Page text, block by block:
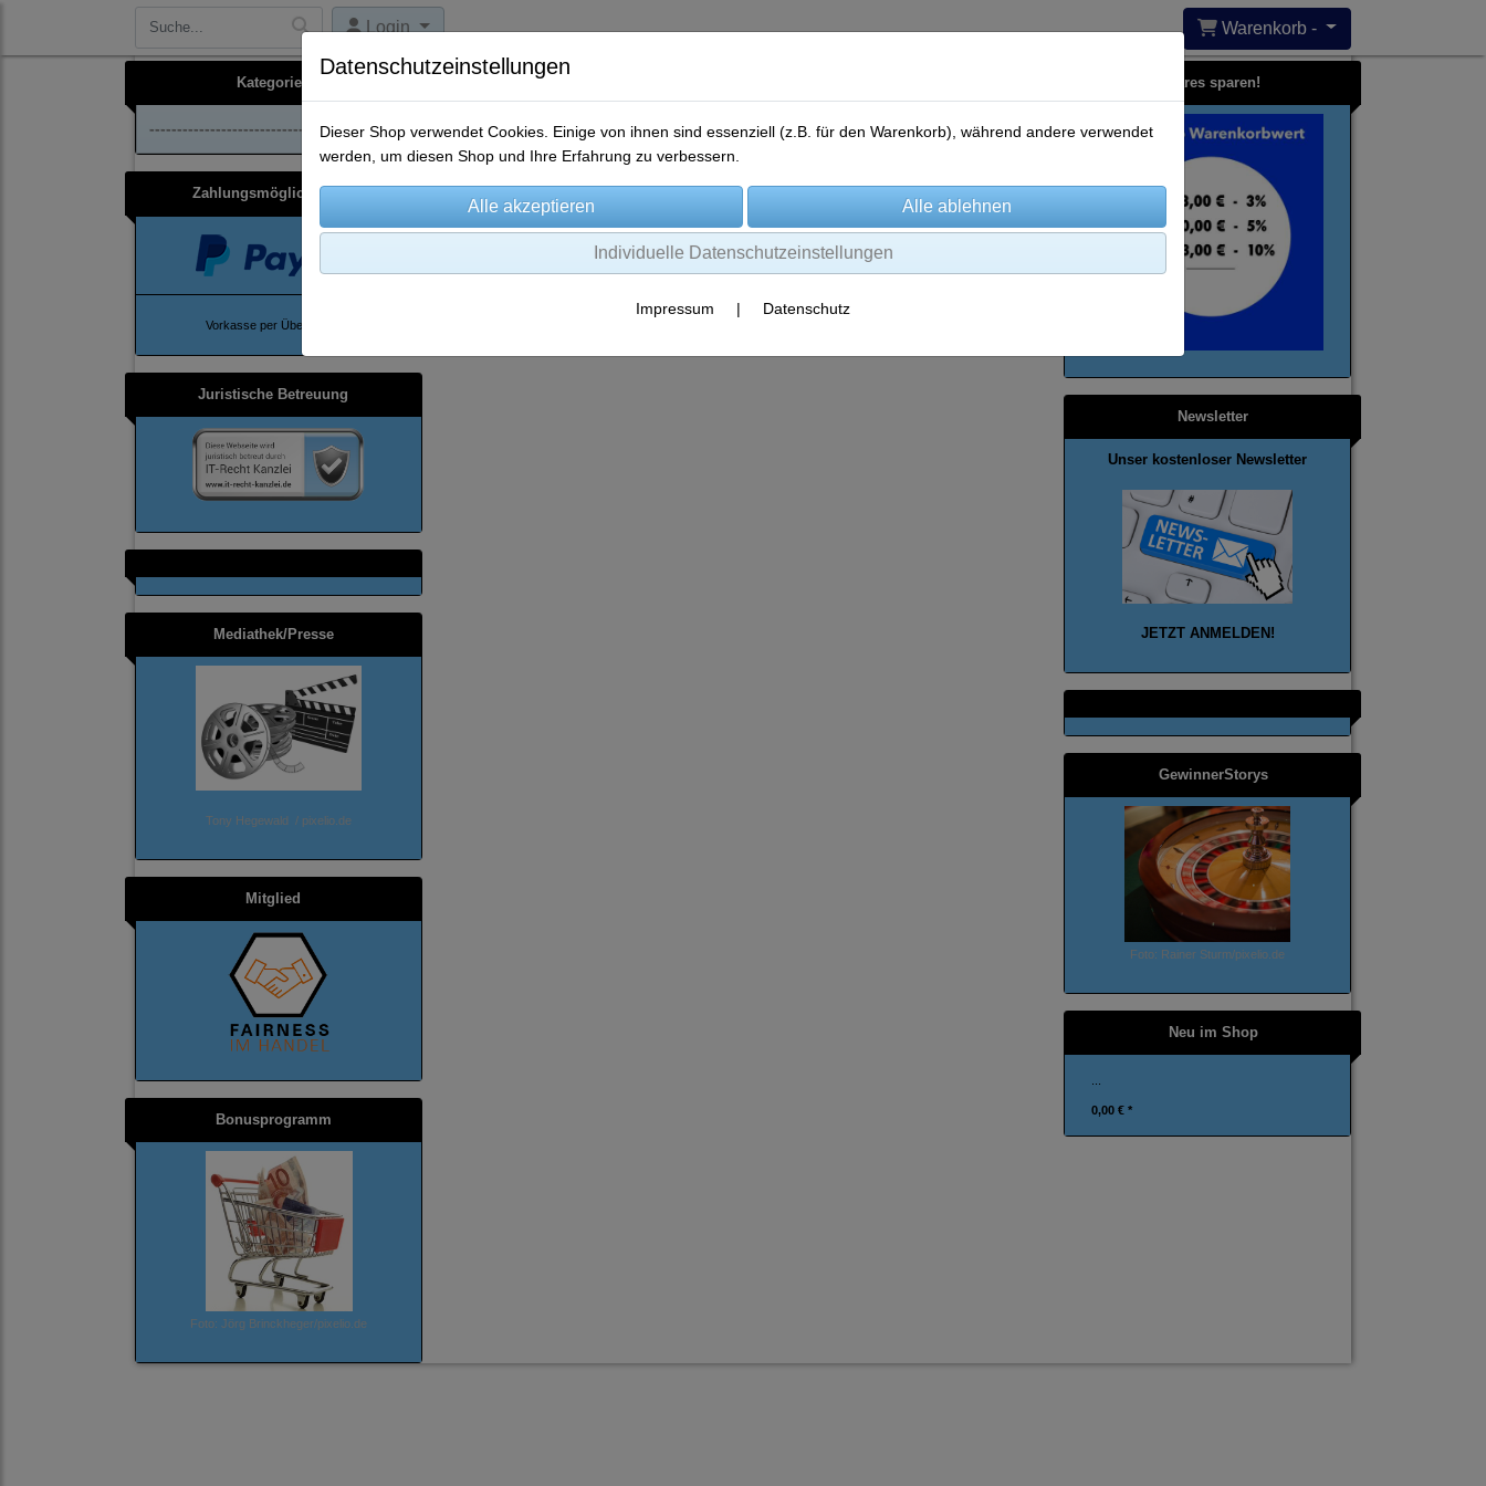
Login Warenkorb -
Kategorien
--------------------------------
Zahlungsmöglichkeiten
Vorkasse per Überweisung
Juristische Betreuung
Mediathek/Presse
Tony Hegewald / pixelio.de
Mitglied
Bonusprogramm
Foto: Jörg Brinckheger/pixelio.de
Home Produkte Kontakt
Es wurden leider keine Produkte gefunden.
Bares sparen!
Newsletter
Unser kostenloser Newsletter
JETZT ANMELDEN!
GewinnerStorys
Foto: Rainer Sturm/pixelio.de
Neu im Shop
0,00 € *
Datenschutzeinstellungen
Dieser Shop verwendet Cookies. Einige von ihnen sind essenziell (z.B. für den Warenkorb), während andere verwendet
werden, um diesen Shop und Ihre Erfahrung zu verbessern.
Individuelle Datenschutzeinstellungen
Impressum | Datenschutz